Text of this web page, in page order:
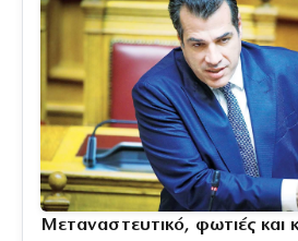
Μεταναστευτικό, φωτιές και